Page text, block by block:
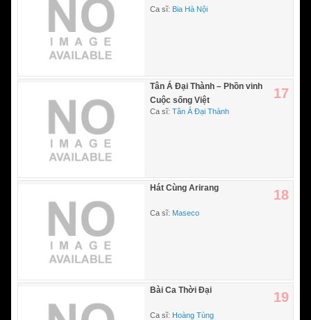
Ca sĩ: Bia Hà Nội
Tân Á Đại Thành – Phồn vinh
Cuộc sống Việt
17
Ca sĩ: Tân Á Đại Thành
Hát Cùng Arirang 18
Ca sĩ: Maseco
Bài Ca Thời Đại 19
Ca sĩ: Hoàng Tùng